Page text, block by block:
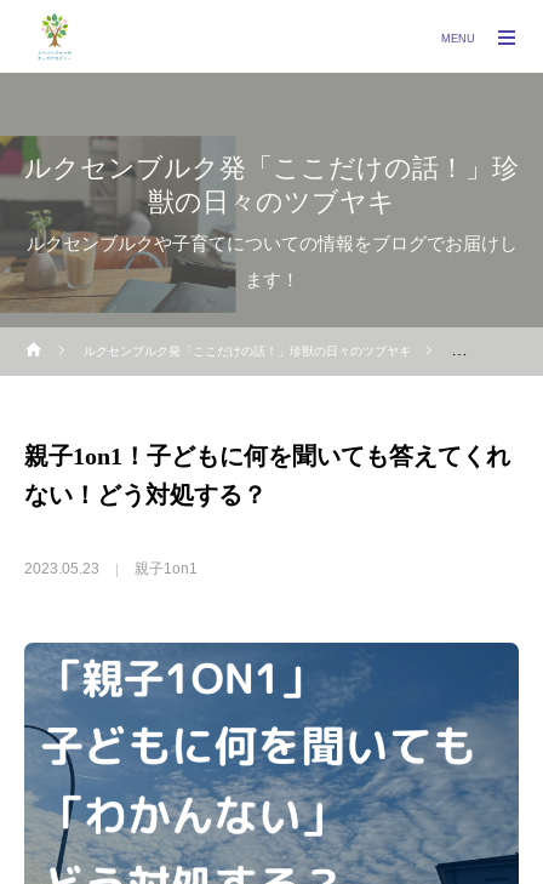
ルクセンブルク発「ここだけの話！」珍
獣の日々のツブヤキ
ルクセンブルクや子育てについての情報をブログでお届けし
ます！
ルクセンブルク発「ここだけの話！」珍獣の日々のツブヤキ
親子1on1！子どもに何を聞いても答えてくれ
ない！どう対処する？
2023.05.23 親子1on1
MENU